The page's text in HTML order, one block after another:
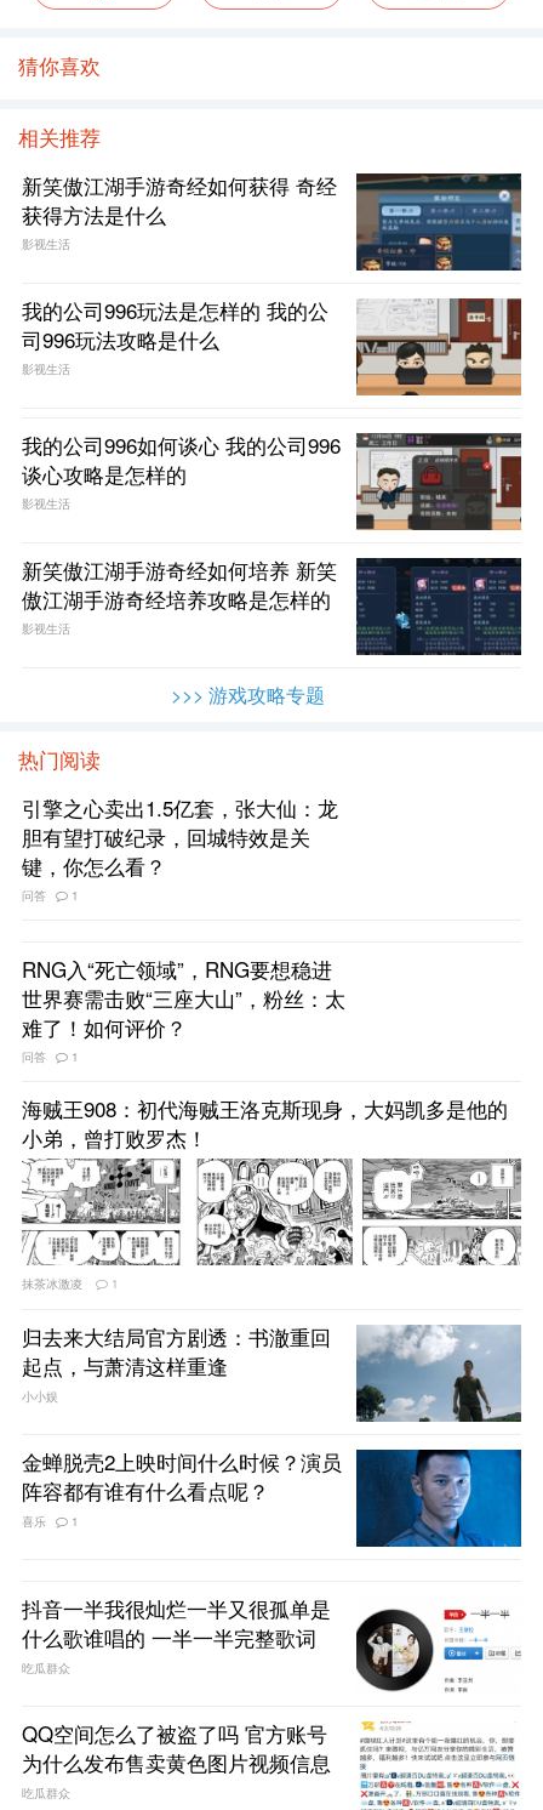
猜你喜欢
相关推荐
新笑傲江湖手游奇经如何获得 奇经
获得方法是什么
影视生活
我的公司996玩法是怎样的 我的公
司996玩法攻略是什么
影视生活
我的公司996如何谈心 我的公司996
谈心攻略是怎样的
影视生活
新笑傲江湖手游奇经如何培养 新笑
傲江湖手游奇经培养攻略是怎样的
影视生活
>>> 游戏攻略专题
热门阅读
引擎之心卖出1.5亿套，张大仙：龙
胆有望打破纪录，回城特效是关
键，你怎么看？
问答 1
RNG入“死亡领域”，RNG要想稳进
世界赛需击败“三座大山”，粉丝：太
难了！如何评价？
问答 1
海贼王908：初代海贼王洛克斯现身，大妈凯多是他的
小弟，曾打败罗杰！
抹茶冰激凌 1
归去来大结局官方剧透：书澈重回
起点，与萧清这样重逢
小小娱
金蝉脱壳2上映时间什么时候？演员
阵容都有谁有什么看点呢？
喜乐 1
抖音一半我很灿烂一半又很孤单是
什么歌谁唱的 一半一半完整歌词
吃瓜群众
QQ空间怎么了被盗了吗 官方账号
为什么发布售卖黄色图片视频信息
吃瓜群众